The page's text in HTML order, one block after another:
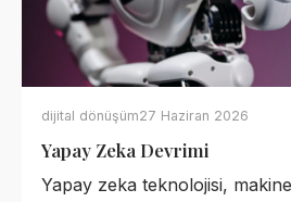
dijital dönüşüm27 Haziran 2026
Yapay Zeka Devrimi
Yapay zeka teknolojisi,